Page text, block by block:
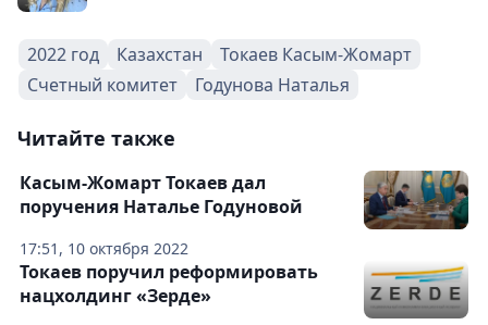
2022 год Казахстан
Токаев Касым-Жомарт
Счетный комитет
Годунова Наталья
Читайте также
17:51, 10 октября 2022
Касым-Жомарт Токаев дал
поручения Наталье Годуновой
Токаев поручил реформировать
нацхолдинг «Зерде»